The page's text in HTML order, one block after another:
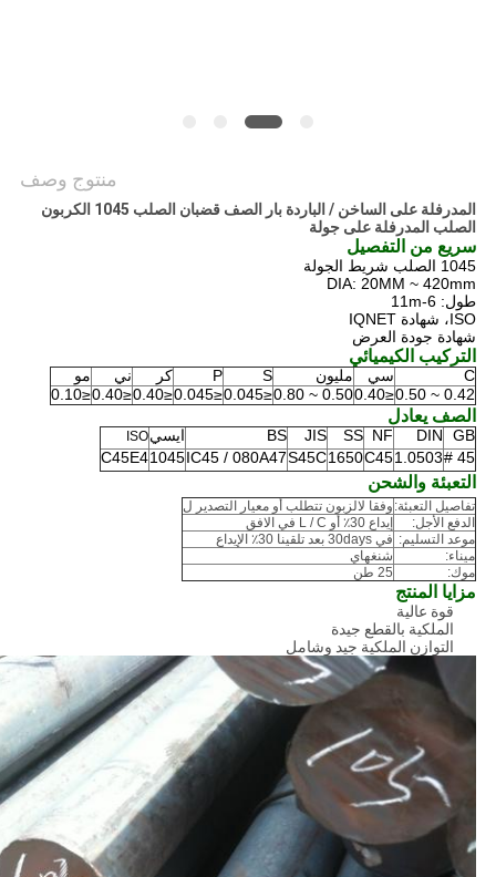
منتوج وصف
المدرفلة على الساخن / الباردة بار الصف قضبان الصلب 1045 الكربون
الصلب المدرفلة على جولة
سريع من التفصيل
1045 الصلب شريط الجولة
DIA: 20MM ~ 420mm
طول: 6-11m
ISO، شهادة IQNET
شهادة جودة العرض
التركيب الكيميائي
C سي مليون S
P كر ني
مو
0.42 ~ 0.50
≤0.40
0.50 ~ 0.80
≤0.045
≤0.045
≤0.40
≤0.40
≤0.10
الصف يعادل
GB
DIN
NF
SS
JIS
BS ايسيISO
45 #
1.0503
C45
1650
S45C
IC45 / 080A47
1045
C45E4
التعبئة والشحن
تفاصيل التعبئة: وفقا لالزبون تتطلب أو معيار التصدير ل
الدفع الأجل:
إيداع 30٪ أو L / C في الافق
موعد التسليم: في 30days بعد تلقينا 30٪ الإيداع
ميناء:
شنغهاي
موك:
25 طن
مزايا المنتج
قوة عالية
الملكية بالقطع جيدة
التوازن الملكية جيد وشامل